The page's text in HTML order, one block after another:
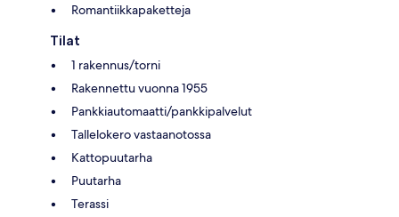
Romantiikkapaketteja
Tilat
1 rakennus/torni
Rakennettu vuonna 1955
Pankkiautomaatti/pankkipalvelut
Tallelokero vastaanotossa
Kattopuutarha
Puutarha
Terassi